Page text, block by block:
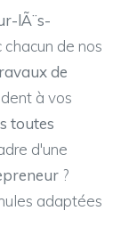
lÃ¨s-
chacun de nos
de
à vos
toutes
d'une
?
adaptées